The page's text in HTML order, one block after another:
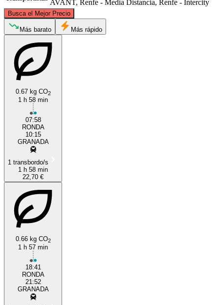
AVANT, Renfe - Media Distancia, Renfe - Intercity
Busca el Mejor Precio
Ronda
©CARTO, ©OpenStreetMapcontributors
Más barato Más rápido
0.67 kg CO2
1 h 58 min
07:58
RONDA
10:15
GRANADA
1 transbordo/s
1 h 58 min
22,70 €
0.66 kg CO2
1 h 57 min
18:41
RONDA
21:52
GRANADA